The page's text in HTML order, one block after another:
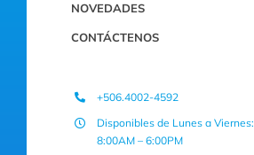
NOVEDADES
CONTÁCTENOS
+506.4002-4592
Disponibles de Lunes a Viernes:
8:00AM – 6:00PM